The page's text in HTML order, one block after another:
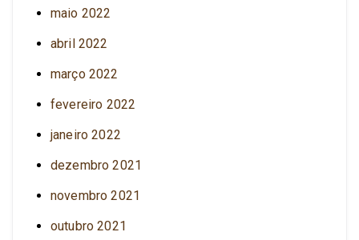
maio 2022
abril 2022
março 2022
fevereiro 2022
janeiro 2022
dezembro 2021
novembro 2021
outubro 2021